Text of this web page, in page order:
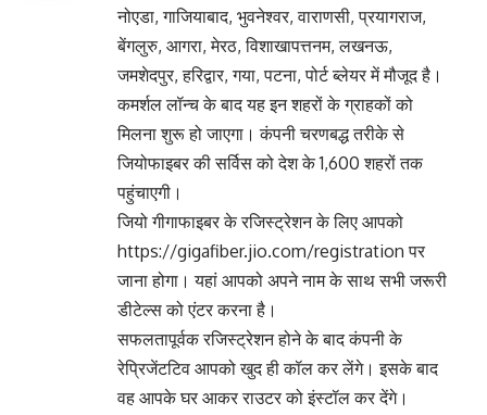
नोएडा, गाजियाबाद, भुवनेश्वर, वाराणसी, प्रयागराज,
बेंगलुरु, आगरा, मेरठ, विशाखापत्तनम, लखनऊ,
जमशेदपुर, हरिद्वार, गया, पटना, पोर्ट ब्लेयर में मौजूद है।
कमर्शल लॉन्च के बाद यह इन शहरों के ग्राहकों को
मिलना शुरू हो जाएगा। कंपनी चरणबद्ध तरीके से
जियोफाइबर की सर्विस को देश के 1,600 शहरों तक
पहुंचाएगी।
जियो गीगाफाइबर के रजिस्ट्रेशन के लिए आपको
https://gigafiber.jio.com/registration पर
जाना होगा। यहां आपको अपने नाम के साथ सभी जरूरी
डीटेल्स को एंटर करना है।
सफलतापूर्वक रजिस्ट्रेशन होने के बाद कंपनी के
रेप्रिजेंटटिव आपको खुद ही कॉल कर लेंगे। इसके बाद
वह आपके घर आकर राउटर को इंस्टॉल कर देंगे।